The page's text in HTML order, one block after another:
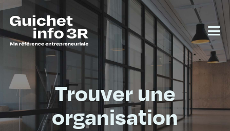
Trouver une
organisation